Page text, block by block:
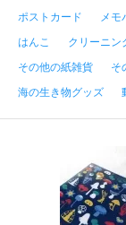
ポストカード メモ
はんこ
クリーニン
その他の紙雑貨
そ
海の生き物グッズ